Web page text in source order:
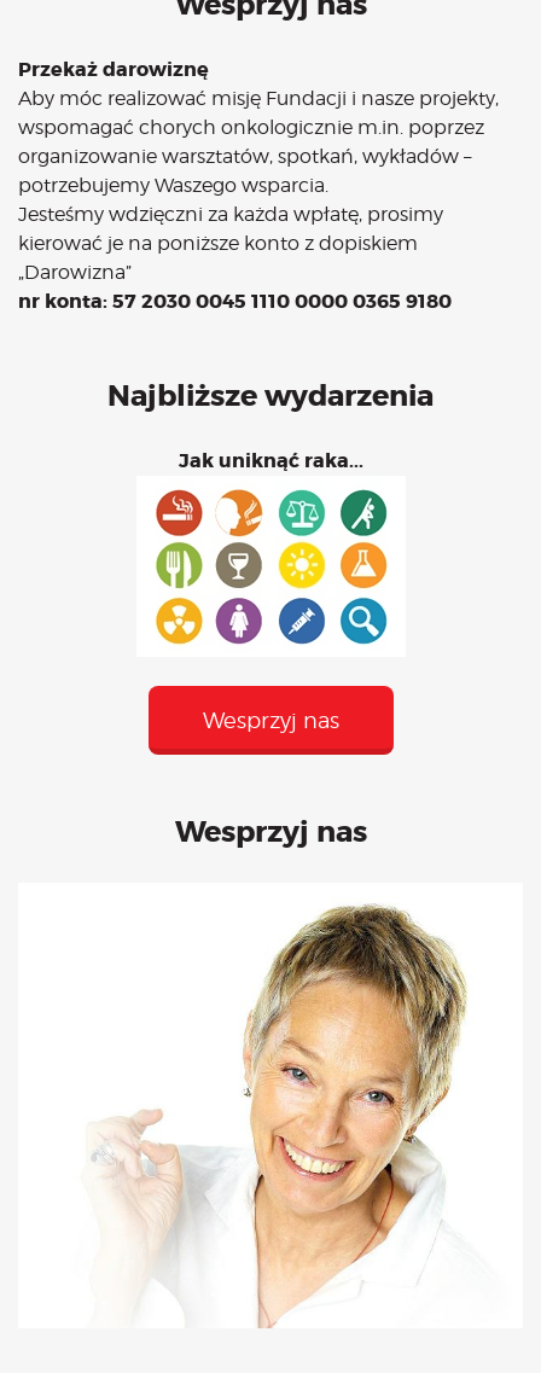
Przekaż darowiznę
Aby móc realizować misję Fundacji i nasze projekty,
wspomagać chorych onkologicznie m.in. poprzez
organizowanie warsztatów, spotkań, wykładów –
potrzebujemy Waszego wsparcia.
Jesteśmy wdzięczni za każda wpłatę, prosimy
kierować je na poniższe konto z dopiskiem
„Darowizna”
nr konta: 57 2030 0045 1110 0000 0365 9180
Najbliższe wydarzenia
Jak uniknąć raka...
Wesprzyj nas
Wesprzyj nas
Filmy
„Bądź” w mediach
Kontakt